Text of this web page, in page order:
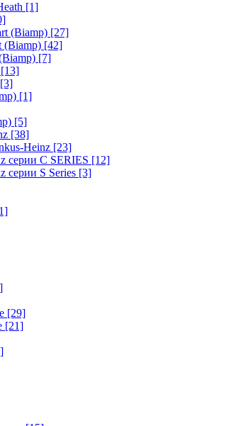
[1]
(Biamp) [27]
(Biamp) [42]
[7]
[13]
[3]
[1]
[5]
[38]
Heinz [23]
серии C SERIES [12]
серии S Series [3]
[29]
[21]